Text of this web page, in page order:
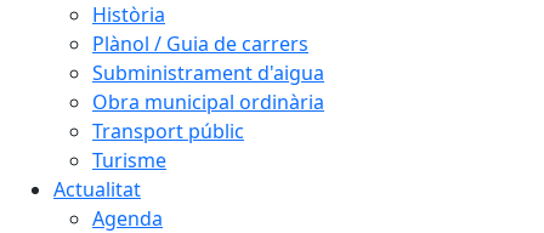
Història
Plànol / Guia de carrers
Subministrament d'aigua
Obra municipal ordinària
Transport públic
Turisme
Actualitat
Agenda